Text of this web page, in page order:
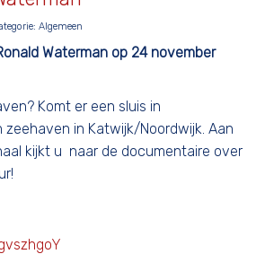
Algemeen
Waterman op 24 november
Komt er een sluis in
in Katwijk/Noordwijk. Aan
kijkt u naar de documentaire over